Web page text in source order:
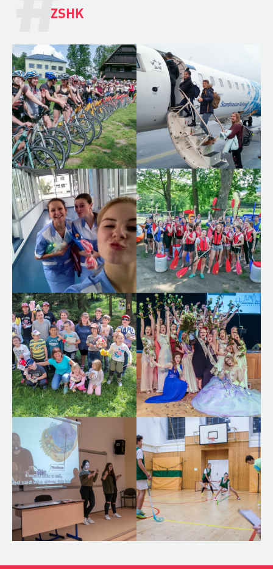
ZSHK